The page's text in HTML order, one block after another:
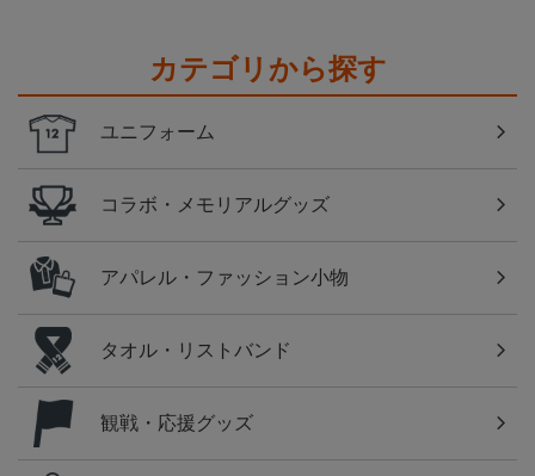
カテゴリから探す
ユニフォーム
コラボ・メモリアルグッズ
アパレル・ファッション小物
タオル・リストバンド
観戦・応援グッズ